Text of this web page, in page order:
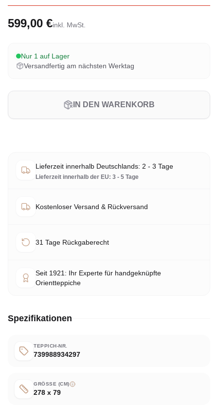
599,00 €inkl. MwSt.
Nur 1 auf Lager
Versandfertig am nächsten Werktag
IN DEN WARENKORB
Lieferzeit innerhalb Deutschlands: 2 - 3 Tage
Lieferzeit innerhalb der EU: 3 - 5 Tage
Kostenloser Versand & Rückversand
31 Tage Rückgaberecht
Seit 1921: Ihr Experte für handgeknüpfte
Orientteppiche
Spezifikationen
TEPPICH-NR.
739988934297
GRÖSSE (CM)
278 x 79